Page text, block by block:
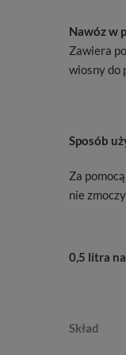
Nawóz w
Zawiera
wiosny do
Sposób
Za
nie
0,5 litra
Skład